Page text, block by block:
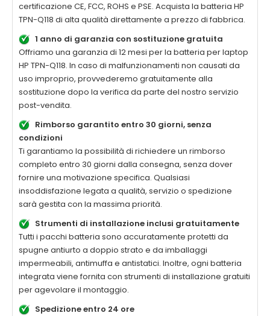
certificazione CE, FCC, ROHS e PSE. Acquista la batteria HP
TPN-Q118 di alta qualità direttamente a prezzo di fabbrica.
1 anno di garanzia con sostituzione gratuita
Offriamo una garanzia di 12 mesi per la batteria per laptop
HP TPN-Q118. In caso di malfunzionamenti non causati da
uso improprio, provvederemo gratuitamente alla
sostituzione dopo la verifica da parte del nostro servizio
post-vendita.
Rimborso garantito entro 30 giorni, senza
condizioni
Ti garantiamo la possibilità di richiedere un rimborso
completo entro 30 giorni dalla consegna, senza dover
fornire una motivazione specifica. Qualsiasi
insoddisfazione legata a qualità, servizio o spedizione
sarà gestita con la massima priorità.
Strumenti di installazione inclusi gratuitamente
Tutti i pacchi batteria sono accuratamente protetti da
spugne antiurto a doppio strato e da imballaggi
impermeabili, antimuffa e antistatici. Inoltre, ogni batteria
integrata viene fornita con strumenti di installazione gratuiti
per agevolare il montaggio.
Spedizione entro 24 ore